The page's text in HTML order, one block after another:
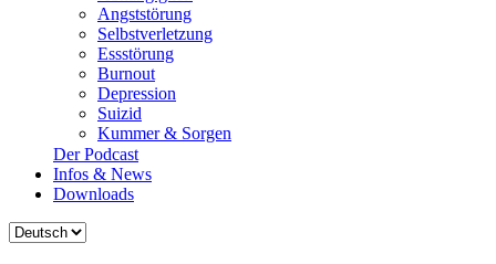
Angststörung
Selbstverletzung
Essstörung
Burnout
Depression
Suizid
Kummer & Sorgen
Der Podcast
Infos & News
Downloads
Sprache